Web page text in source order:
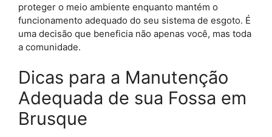
proteger o meio ambiente enquanto mantém o
funcionamento adequado do seu sistema de esgoto. É
uma decisão que beneficia não apenas você, mas toda
a comunidade.
Dicas para a Manutenção
Adequada de sua Fossa em
Brusque